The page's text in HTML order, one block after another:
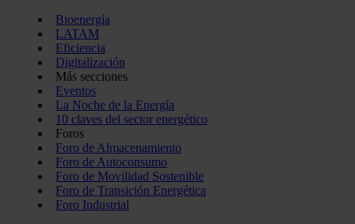
Bioenergía
LATAM
Eficiencia
Digitalización
Más secciones
Eventos
La Noche de la Energía
10 claves del sector energético
Foros
Foro de Almacenamiento
Foro de Autoconsumo
Foro de Movilidad Sostenible
Foro de Transición Energética
Foro Industrial